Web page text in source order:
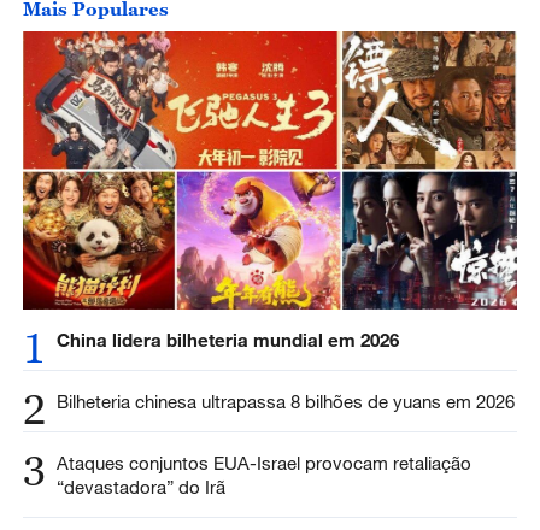
Mais Populares
1 China lidera bilheteria mundial em 2026
2 Bilheteria chinesa ultrapassa 8 bilhões de yuans em 2026
3 Ataques conjuntos EUA-Israel provocam retaliação
“devastadora” do Irã